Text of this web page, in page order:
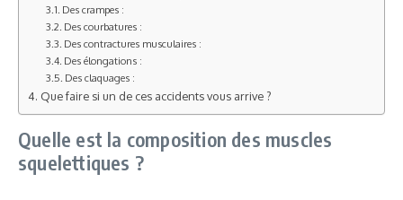
Des crampes :
Des courbatures :
Des contractures musculaires :
Des élongations :
Des claquages :
Que faire si un de ces accidents vous arrive ?
Quelle est la composition des muscles
squelettiques ?